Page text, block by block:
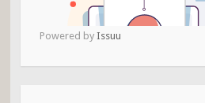
Powered by Issuu